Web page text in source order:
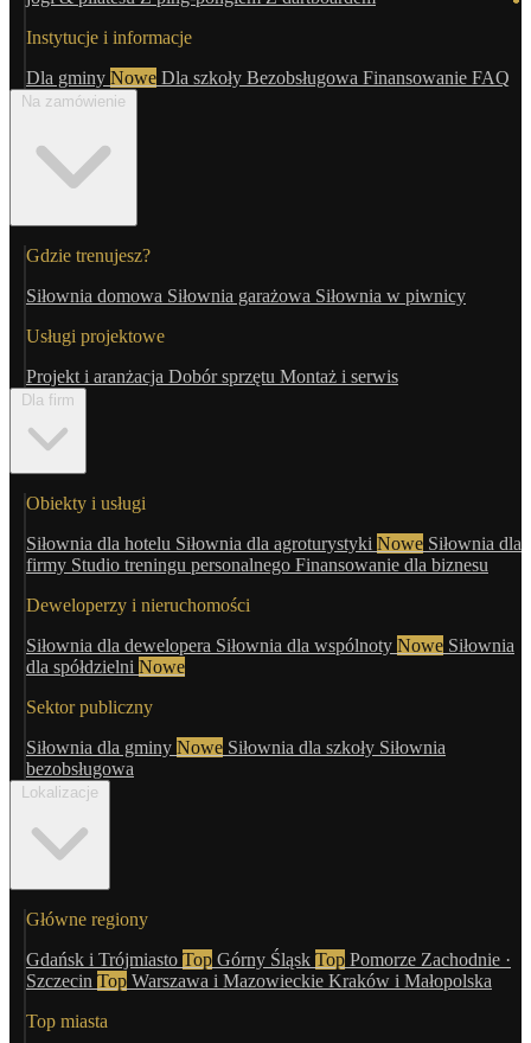
Instytucje i informacje
Dla gminy Nowe Dla szkoły Bezobsługowa Finansowanie FAQ
Na zamówienie
Gdzie trenujesz?
Siłownia domowa Siłownia garażowa Siłownia w piwnicy
Usługi projektowe
Projekt i aranżacja Dobór sprzętu Montaż i serwis
Dla firm
Obiekty i usługi
Siłownia dla hotelu Siłownia dla agroturystyki Nowe Siłownia dla
firmy Studio treningu personalnego Finansowanie dla biznesu
Deweloperzy i nieruchomości
Siłownia dla dewelopera Siłownia dla wspólnoty Nowe Siłownia
dla spółdzielni Nowe
Sektor publiczny
Siłownia dla gminy Nowe Siłownia dla szkoły Siłownia
bezobsługowa
Lokalizacje
Główne regiony
Gdańsk i Trójmiasto Top Górny Śląsk Top Pomorze Zachodnie ·
Szczecin Top Warszawa i Mazowieckie Kraków i Małopolska
Top miasta